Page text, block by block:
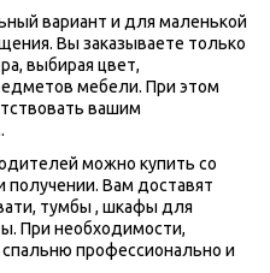
вариант и для маленькой
Вы заказываете только
выбирая цвет,
мебели. При этом
вашим
можно купить со
получении. Вам доставят
тумбы , шкафы для
При необходимости,
профессионально и